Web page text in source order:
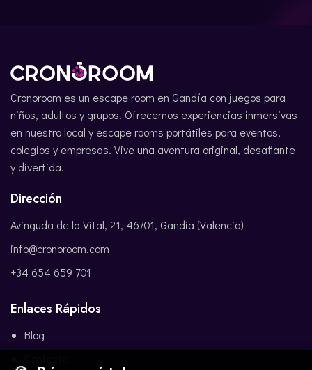
Cronoroom es un escape room en Gandía con juegos para
niños, adultos y grupos. Ofrecemos experiencias inmersivas
en nuestro local y escape rooms portátiles para eventos,
colegios y empresas. Vive una aventura original, desafiante
y divertida.
Dirección
Avinguda de la Vital, 21, 46701, Gandia (Valencia)
info@cronoroom.com
+34 654 659 701
Enlaces Rápidos
Blog